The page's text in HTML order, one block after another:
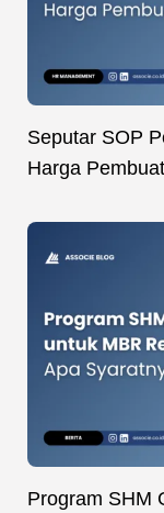
Seputar SOP
Harga
Program SHM